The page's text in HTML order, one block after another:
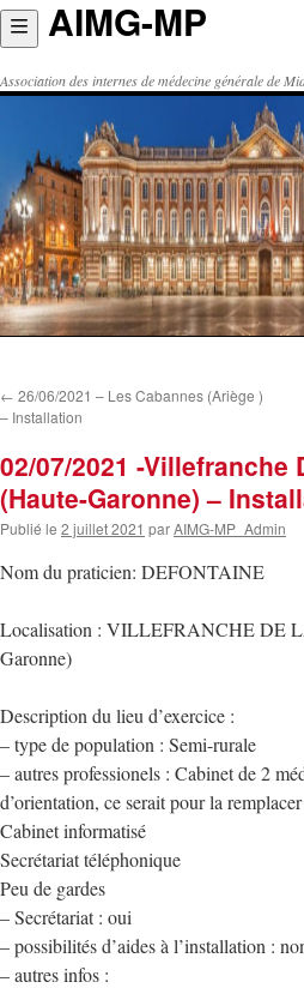
Aller
au
contenu
AIMG-MP
Association des internes de médecine générale de
← 26/06/2021 – Les Cabannes (Ariège )
– Installation
02/07/2021 -Villefranche
(Haute-Garonne) –
Publié le 2 juillet 2021 parAIMG-MP_Admin
Nom du praticien: DEFONTAINE
Localisation : VILLEFRANCHE DE
Garonne)
Description du lieu d’exercice :
– type de population : Semi-rurale
– autres professionels : Cabinet de 2
d’orientation, ce serait pour la remplacer
Cabinet informatisé
Secrétariat téléphonique
Peu de gardes
– Secrétariat : oui
– possibilités d’aides à l’installation :
– autres infos :